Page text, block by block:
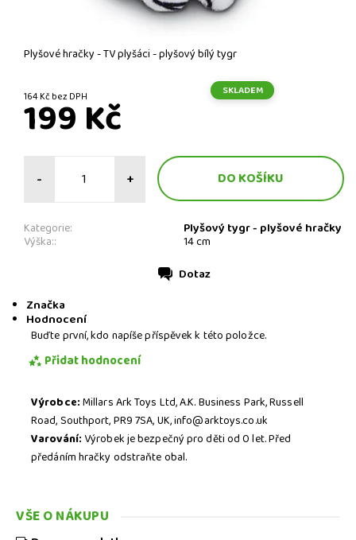
Plyšové hračky - TV plyšáci - plyšový bílý tygr
164 Kč bez DPH SKLADEM
199 Kč
- +
Kategorie: Plyšový tygr - plyšové hračky
Výška:: 14 cm
Dotaz
Značka
Hodnocení
Buďte první, kdo napíše příspěvek k této položce.
Přidat hodnocení
Výrobce:Millars Ark Toys Ltd, A.K. Business Park, Russell
Road, Southport, PR9 7SA, UK, info@arktoys.co.uk
Varování:Výrobek je bezpečný pro děti od 0 let. Před
předáním hračky odstraňte obal.
VŠE O NÁKUPU